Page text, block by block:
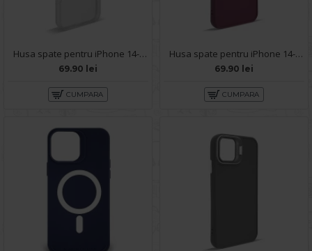
Husa spate pentru iPhone 14- 360 case
69.90 lei
CUMPARA
Husa spate pentru iPhone 14- Drop case Kickstand Visiniu
69.90 lei
CUMPARA